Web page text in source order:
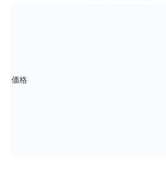
価格